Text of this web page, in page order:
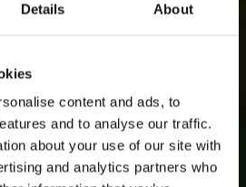
Details About
content and ads, to
and to analyse our traffic.
about your use of our site with
and analytics partners who